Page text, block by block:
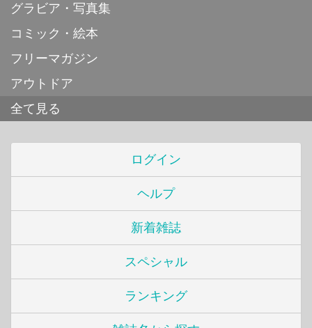
グラビア・写真集
コミック・絵本
フリーマガジン
アウトドア
全て見る
ログイン
ヘルプ
新着雑誌
スペシャル
ランキング